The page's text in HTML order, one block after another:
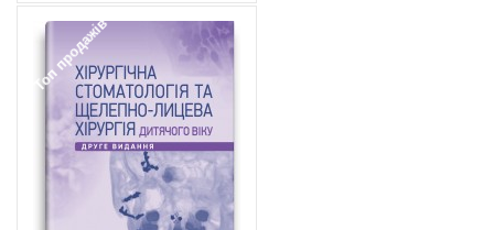
Топ продажів